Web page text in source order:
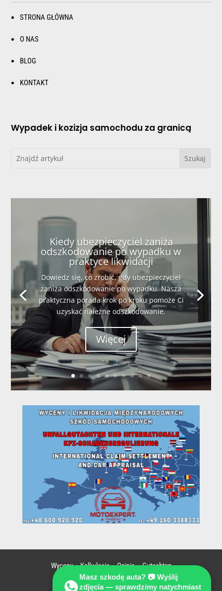
STRONA GŁÓWNA
O NAS
BLOG
KONTAKT
Wypadek i kozizja samochodu za granicą
Kiedy ubezpieczyciel zaniża
odszkodowanie po wypadku w
praktyce likwidacji
Dowiedz się, co zrobić, gdy ubezpieczyciel
zaniża odszkodowanie po wypadku. Nasza
praktyczna porada krok po kroku pomoże Ci
uzyskać należne odszkodowanie.
Więcej
Wyceny – Kalkulacja – Opinia – Gutachten
ZAPYTAJ EKSPERTA !
Masz szkodę auta? 📷 Wyślij
zdjęcia — sprawdzimy natychmiast